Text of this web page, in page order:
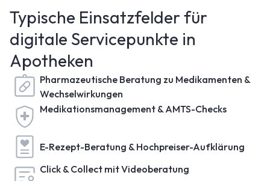
Typische Einsatzfelder für
digitale Servicepunkte in
Apotheken
Pharmazeutische Beratung zu Medikamenten &
Wechselwirkungen
Medikationsmanagement & AMTS-Checks
E-Rezept-Beratung & Hochpreiser-Aufklärung
Click & Collect mit Videoberatung